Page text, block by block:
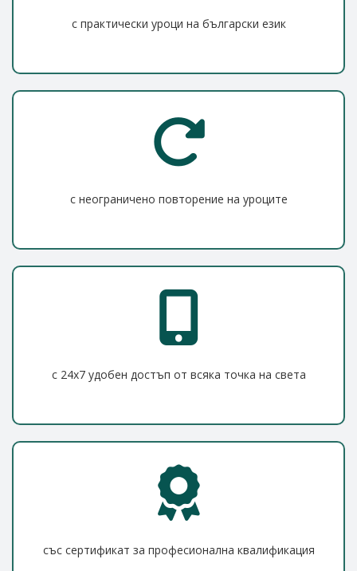
с практически уроци на български език
с неограничено повторение на уроците
с 24x7 удобен достъп от всяка точка на света
със сертификат за професионална квалификация